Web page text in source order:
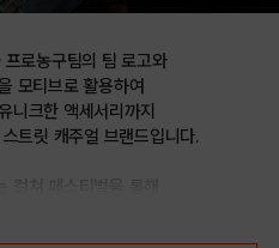
로농구팀의 팀 로고와
모티브로 활용하여
니크한 액세서리까지
트릿 캐주얼 브랜드입니다.